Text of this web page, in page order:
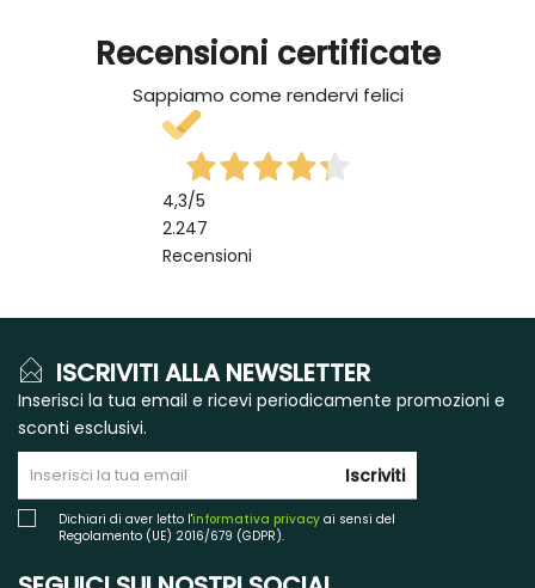
Recensioni certificate
Sappiamo come rendervi felici
4,3/5
2.247
Recensioni
ISCRIVITI ALLA NEWSLETTER
Inserisci la tua email e ricevi periodicamente promozioni e
sconti esclusivi.
Iscriviti
Dichiari di aver letto l'informativa privacy ai sensi del
Regolamento (UE) 2016/679 (GDPR).